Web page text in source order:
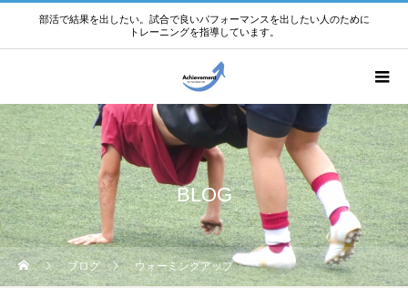
部活で結果を出したい。試合で良いパフォーマンスを出したい人のために
トレーニングを指導しています。
BLOG
ブログ ウォーミングアップ